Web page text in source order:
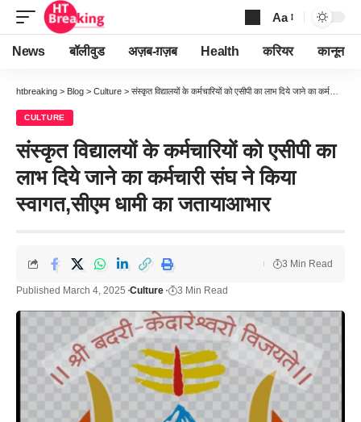
Font
Resizer
Aa
News बॉलीवुड अज़ब-ग़ज़ब Health करियर कानून
htbreaking > Blog > Culture > संस्कृत विद्यालयों के कर्मचारियों को एसीपी का लाभ दिये जाने का कर्मचारी संघ ने किया स्वागत,सीएम धामी का जतायाआभार
CULTURE
संस्कृत विद्यालयों के कर्मचारियों को एसीपी का
लाभ दिये जाने का कर्मचारी संघ ने किया
स्वागत,सीएम धामी का जतायाआभार
Published March 4, 2025 Culture 3 Min Read
3 Min Read